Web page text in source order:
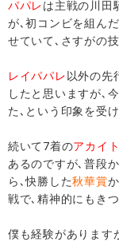
パパレは主戦の川田
が､初コンビを組ん
せていて､さすがの
レイパパレ以外の先
したと思いますが､
た､という印象を受
続いて7着のアカイ
あるのですが､普段
ら､快勝した秋華賞
戦で､精神的にもき
僕も経験があります